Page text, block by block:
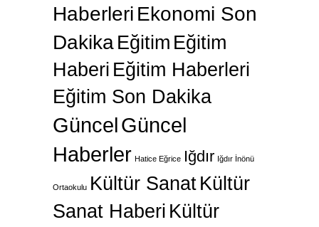
Haberleri Ekonomi Son
Dakika Eğitim Eğitim
Haberi Eğitim Haberleri
Eğitim Son Dakika
GüncelGüncel
Haberler Hatice Eğrice Iğdır Iğdır İnönü
Ortaokulu Kültür SanatKültür
Sanat Haberi Kültür